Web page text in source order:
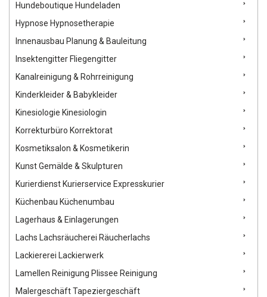
Hundeboutique Hundeladen
Hypnose Hypnosetherapie
Innenausbau Planung & Bauleitung
Insektengitter Fliegengitter
Kanalreinigung & Rohrreinigung
Kinderkleider & Babykleider
Kinesiologie Kinesiologin
Korrekturbüro Korrektorat
Kosmetiksalon & Kosmetikerin
Kunst Gemälde & Skulpturen
Kurierdienst Kurierservice Expresskurier
Küchenbau Küchenumbau
Lagerhaus & Einlagerungen
Lachs Lachsräucherei Räucherlachs
Lackiererei Lackierwerk
Lamellen Reinigung Plissee Reinigung
Malergeschäft Tapeziergeschäft